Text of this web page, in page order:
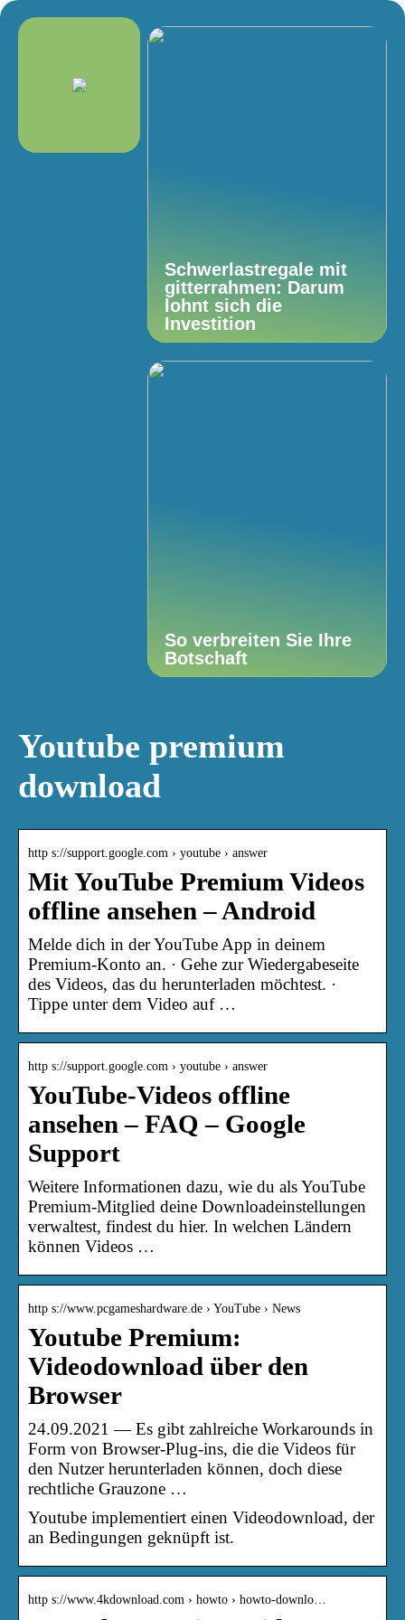
Schwerlastregale mit
gitterrahmen: Darum
lohnt sich die
Investition
So verbreiten Sie Ihre
Botschaft
Youtube premium
download
http s://support.google.com › youtube › answer
Mit YouTube Premium Videos
offline ansehen – Android
Melde dich in der YouTube App in deinem
Premium-Konto an. · Gehe zur Wiedergabeseite
des Videos, das du herunterladen möchtest. ·
Tippe unter dem Video auf …
http s://support.google.com › youtube › answer
YouTube-Videos offline
ansehen – FAQ – Google
Support
Weitere Informationen dazu, wie du als YouTube
Premium-Mitglied deine Downloadeinstellungen
verwaltest, findest du hier. In welchen Ländern
können Videos …
http s://www.pcgameshardware.de › YouTube › News
Youtube Premium:
Videodownload über den
Browser
24.09.2021 — Es gibt zahlreiche Workarounds in
Form von Browser-Plug-ins, die die Videos für
den Nutzer herunterladen können, doch diese
rechtliche Grauzone …
Youtube implementiert einen Videodownload, der
an Bedingungen geknüpft ist.
http s://www.4kdownload.com › howto › howto-downlo…